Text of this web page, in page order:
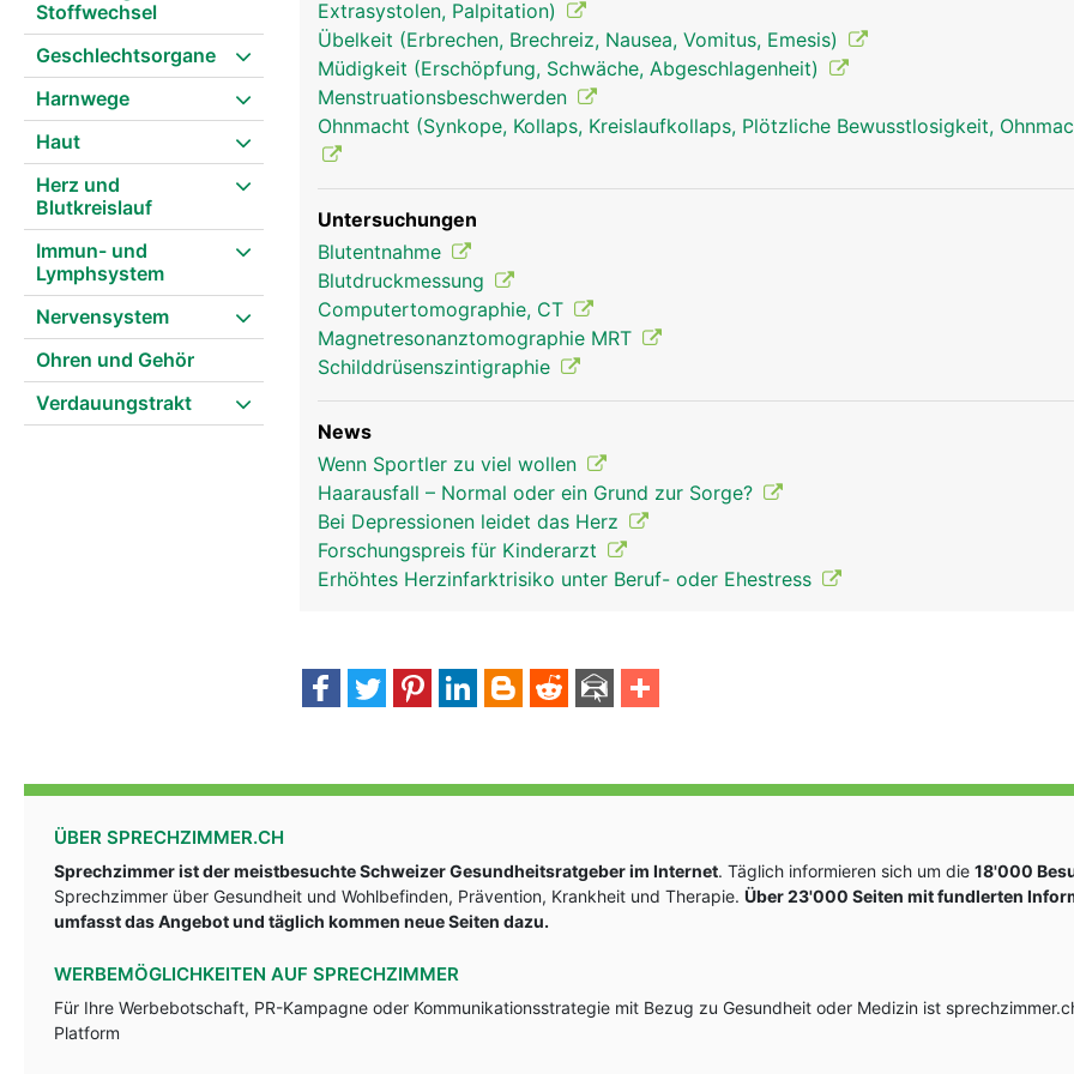
Stoffwechsel
Geschlechtsorgane
Harnwege
Haut
Herz und
Blutkreislauf
Immun- und
Lymphsystem
Nervensystem
Ohren und Gehör
Verdauungstrakt
Extrasystolen, Palpitation)
Übelkeit (Erbrechen, Brechreiz, Nausea, Vomitus, Emesis)
Müdigkeit (Erschöpfung, Schwäche, Abgeschlagenheit)
Menstruationsbeschwerden
Ohnmacht (Synkope, Kollaps, Kreislaufkollaps, Plötzliche Bewusstlosigkeit,
Untersuchungen
Blutentnahme
Blutdruckmessung
Computertomographie, CT
Magnetresonanztomographie MRT
Schilddrüsenszintigraphie
News
Wenn Sportler zu viel wollen
Haarausfall – Normal oder ein Grund zur Sorge?
Bei Depressionen leidet das Herz
Forschungspreis für Kinderarzt
Erhöhtes Herzinfarktrisiko unter Beruf- oder Ehestress
ÜBER SPRECHZIMMER.CH
Sprechzimmer ist der meistbesuchte Schweizer Gesundheitsratgeber im Internet. Täglich informieren sich um die 18'000
Sprechzimmer über Gesundheit und Wohlbefinden, Prävention, Krankheit und Therapie. Über 23'000 Seiten mit fundlerten
umfasst das Angebot und täglich kommen neue Seiten dazu.
WERBEMÖGLICHKEITEN AUF SPRECHZIMMER
Für Ihre Werbebotschaft, PR-Kampagne oder Kommunikationsstrategie mit Bezug zu Gesundheit oder Medizin ist
Platform